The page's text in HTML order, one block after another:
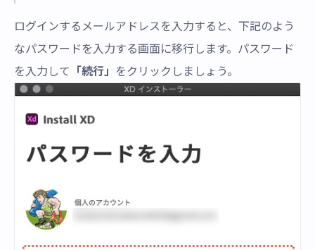
ログインするメールアドレスを入力すると、下記のよう
なパスワードを入力する画面に移行します。パスワード
を入力して 「続行」 をクリックしましょう。